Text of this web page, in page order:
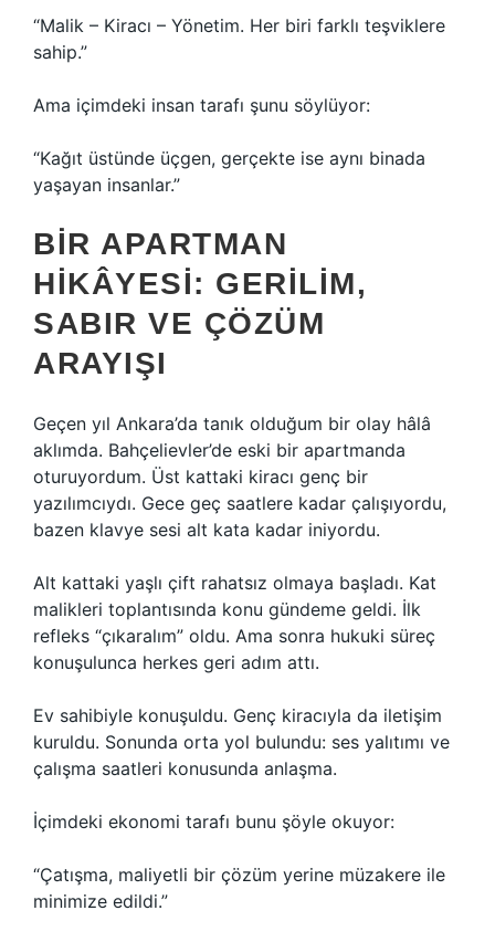
“Malik – Kiracı – Yönetim. Her biri farklı teşviklere
sahip.”
Ama içimdeki insan tarafı şunu söylüyor:
“Kağıt üstünde üçgen, gerçekte ise aynı binada
yaşayan insanlar.”
BIR APARTMAN
HIKÂYESI: GERILIM,
SABIR VE ÇÖZÜM
ARAYIŞI
Geçen yıl Ankara’da tanık olduğum bir olay hâlâ
aklımda. Bahçelievler’de eski bir apartmanda
oturuyordum. Üst kattaki kiracı genç bir
yazılımcıydı. Gece geç saatlere kadar çalışıyordu,
bazen klavye sesi alt kata kadar iniyordu.
Alt kattaki yaşlı çift rahatsız olmaya başladı. Kat
malikleri toplantısında konu gündeme geldi. İlk
refleks “çıkaralım” oldu. Ama sonra hukuki süreç
konuşulunca herkes geri adım attı.
Ev sahibiyle konuşuldu. Genç kiracıyla da iletişim
kuruldu. Sonunda orta yol bulundu: ses yalıtımı ve
çalışma saatleri konusunda anlaşma.
İçimdeki ekonomi tarafı bunu şöyle okuyor:
“Çatışma, maliyetli bir çözüm yerine müzakere ile
minimize edildi.”